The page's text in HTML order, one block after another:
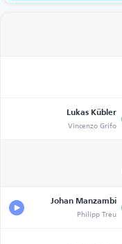
Lukas Kübler
Vincenzo Grifo
Johan Manzambi
Philipp Treu